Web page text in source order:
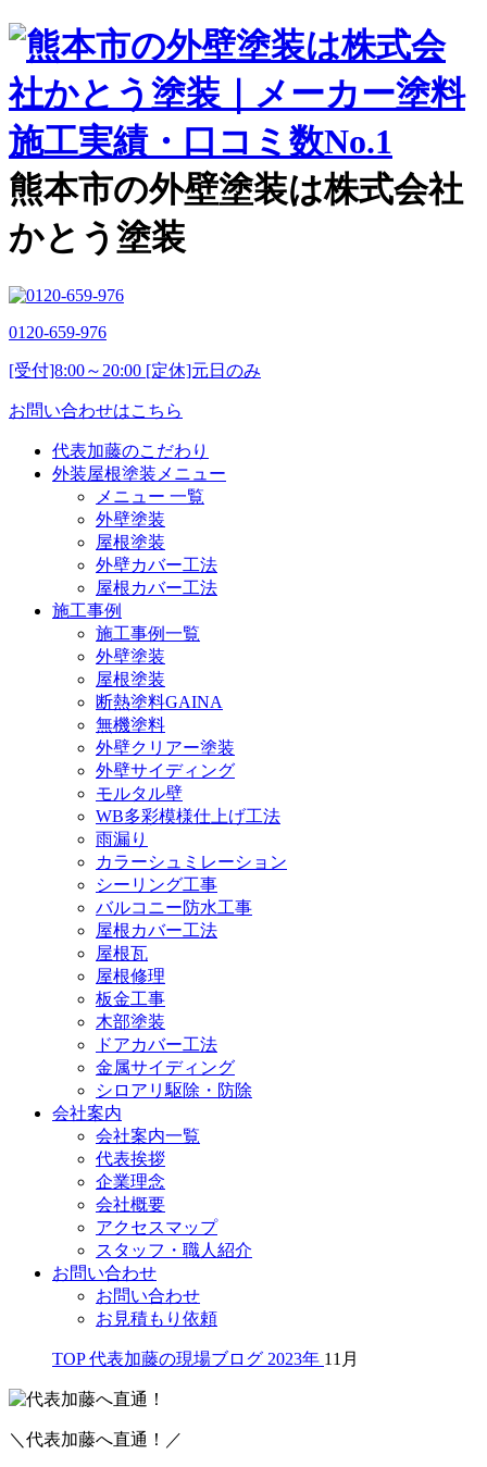
熊本市の外壁塗装は株式会社
かとう塗装
0120-659-976
[受付]8:00～20:00 [定休]元日のみ
お問い合わせはこちら
代表加藤のこだわり
外装屋根塗装メニュー
メニュー 一覧
外壁塗装
屋根塗装
外壁カバー工法
屋根カバー工法
施工事例
施工事例一覧
外壁塗装
屋根塗装
断熱塗料GAINA
無機塗料
外壁クリアー塗装
外壁サイディング
モルタル壁
WB多彩模様仕上げ工法
雨漏り
カラーシュミレーション
シーリング工事
バルコニー防水工事
屋根カバー工法
屋根瓦
屋根修理
板金工事
木部塗装
ドアカバー工法
金属サイディング
シロアリ駆除・防除
会社案内
会社案内一覧
代表挨拶
企業理念
会社概要
アクセスマップ
スタッフ・職人紹介
お問い合わせ
お問い合わせ
お見積もり依頼
TOP 代表加藤の現場ブログ 2023年 11月
＼代表加藤へ直通！／